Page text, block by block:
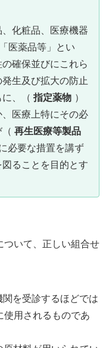
化粧品、医療機器
医薬品等」とい
確保並びにこれら
生及び拡大の防止
、（ 指定薬物 ）
医療上特にその必
再生医療等製品
必要な措置を講ず
ることを目的とす
ついて、正しい組合せ
を受診するほどでは
使用されるものであ